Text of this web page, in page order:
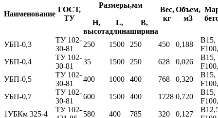
Наименование
ГОСТ,
ТУ
Размеры,мм
Вес,
кг
Объем,
м3
H,
высота
L,
длина
B,
ширина
УБП-0,3
ТУ 102-
30-81
250 1500 250 450 0,188
B15,
УБП-0,4
ТУ 102-
30-81
35 1500 250 628 0,026
B15,
УБП-0,5
ТУ 102-
30-81
400 1000 400 768 0,320
B15,
УБП-0,7
ТУ 102-
30-81
600 1500 400 1728 0,720
B15,
1УБКм 325-4
ТУ 102-
580 400 785 320 0,127